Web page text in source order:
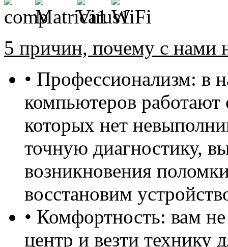
5 причин, почему с нами
• Профессионализм: в
компьютеров
которых нет
точную диагностику,
возникновения
восстановим
• Комфортность: вам
центр и везти технику